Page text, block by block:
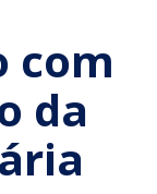
com
da